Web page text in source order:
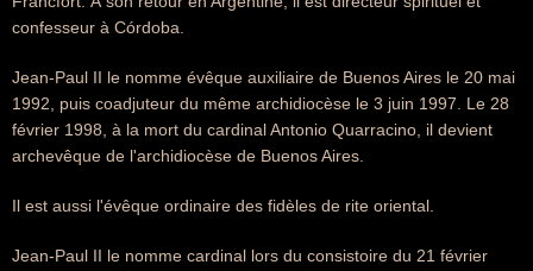
confesseur à Córdoba.
Jean-Paul II le nomme évêque auxiliaire de Buenos Aires le 20 mai
1992, puis coadjuteur du même archidiocèse le 3 juin 1997. Le 28
février 1998, à la mort du cardinal Antonio Quarracino, il devient
archevêque de l'archidiocèse de Buenos Aires.
Il est aussi l'évêque ordinaire des fidèles de rite oriental.
Jean-Paul II le nomme cardinal lors du consistoire du 21 février